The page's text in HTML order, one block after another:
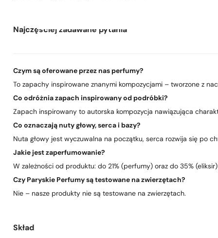
Najczęściej zadawane pytania
Czym są oferowane przez nas perfumy?
To zapachy inspirowane znanymi kompozycjami – tworzone z
Co odróżnia zapach inspirowany od podróbki?
Zapach inspirowany to autorska kompozycja nawiązująca
Co oznaczają nuty głowy, serca i bazy?
Nuta głowy jest wyczuwalna na początku, serca rozwija się po
Jakie jest zaperfumowanie?
W zależności od produktu: do 21% (perfumy) oraz do 35%
Czy Paryskie Perfumy są testowane na zwierzętach?
Nie – nasze produkty nie są testowane na zwierzętach.
Skład